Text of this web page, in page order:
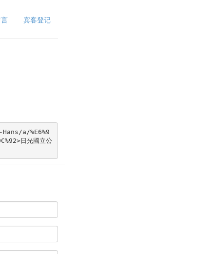
宾客登记
a/%E6%9
日光國立公